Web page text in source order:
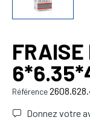
FRAISE
Référence
Donnez votre